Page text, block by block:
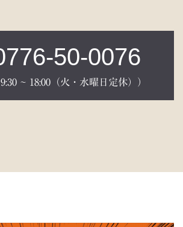
50-0076
~ 18:00（火・水曜日定休））